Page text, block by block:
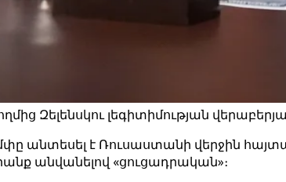
Զելենսկու լեգիտիմության
անտեսել է Ռուսաստանի վերջին
անվանելով «ցուցադրական»։